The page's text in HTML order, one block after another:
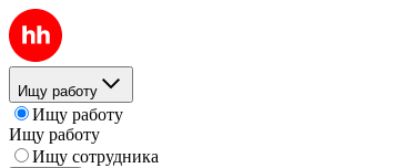
Ищу работу
Ищу работу
Ищу работу
Ищу сотрудника